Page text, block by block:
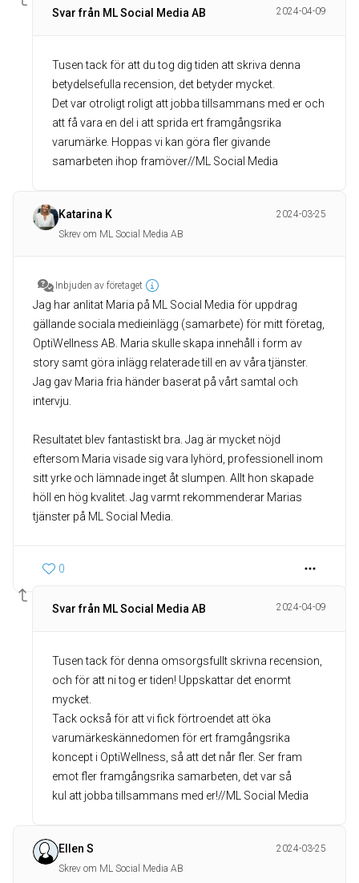
Svar från ML Social Media AB 2024-04-09
Tusen tack för att du tog dig tiden att skriva denna
betydelsefulla recension, det betyder mycket.
Det var otroligt roligt att jobba tillsammans med er och
att få vara en del i att sprida ert framgångsrika
varumärke. Hoppas vi kan göra fler givande
samarbeten ihop framöver//ML Social Media
Katarina K
2024-03-25
Skrev om ML Social Media AB
Inbjuden av företaget
Jag har anlitat Maria på ML Social Media för uppdrag
gällande sociala medieinlägg (samarbete) för mitt företag,
OptiWellness AB. Maria skulle skapa innehåll i form av
story samt göra inlägg relaterade till en av våra tjänster.
Jag gav Maria fria händer baserat på vårt samtal och
intervju.
Resultatet blev fantastiskt bra. Jag är mycket nöjd
eftersom Maria visade sig vara lyhörd, professionell inom
sitt yrke och lämnade inget åt slumpen. Allt hon skapade
höll en hög kvalitet. Jag varmt rekommenderar Marias
tjänster på ML Social Media.
0
Svar från ML Social Media AB 2024-04-09
Tusen tack för denna omsorgsfullt skrivna recension,
och för att ni tog er tiden! Uppskattar det enormt
mycket.
Tack också för att vi fick förtroendet att öka
varumärkeskännedomen för ert framgångsrika
koncept i OptiWellness, så att det når fler. Ser fram
emot fler framgångsrika samarbeten, det var så
kul att jobba tillsammans med er!//ML Social Media
Ellen S
2024-03-25
Skrev om ML Social Media AB